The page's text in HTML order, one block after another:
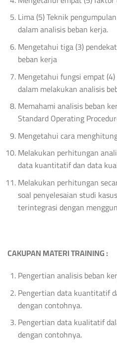
Lima (5) Teknik
dalam analisis beban kerja.
Mengetahui tiga (3)
beban kerja
Mengetahui fungsi empat
dalam melakukan analisis
Memahami analisis beban
Standard Operating
Mengetahui cara
Melakukan perhitungan
data kuantitatif dan data
Melakukan perhitungan
soal penyelesaian studi
terintegrasi dengan
CAKUPAN MATERI TRAINING :
Pengertian analisis beban
Pengertian data kuantitatif
dengan contohnya.
Pengertian data kualitatif
dengan contohnya.